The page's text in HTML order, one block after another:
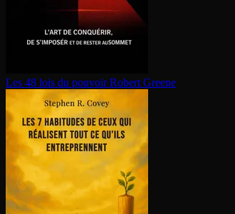
Les 48 lois du pouvoir Robert Greene